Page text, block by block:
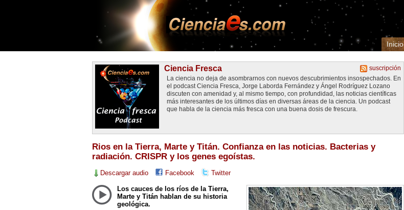
Inicio
suscripción
Ciencia Fresca
La ciencia no deja de asombrarnos con nuevos descubrimientos insospechados. En
el podcast Ciencia Fresca, Jorge Laborda Fernández y Ángel Rodríguez Lozano
discuten con amenidad y, al mismo tiempo, con profundidad, las noticias científicas
más interesantes de los últimos días en diversas áreas de la ciencia. Un podcast
que habla de la ciencia más fresca con una buena dosis de frescura.
Rios en la Tierra, Marte y Titán. Confianza en las noticias. Bacterias y
radiación. CRISPR y los genes egoístas.
Descargar audio Facebook Twitter
Los cauces de los ríos de la Tierra,
Marte y Titán hablan de su historia
geológica.